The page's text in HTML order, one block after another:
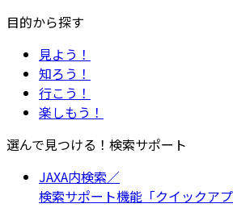
目的から探す
見よう！
知ろう！
行こう！
楽しもう！
選んで見つける！検索サポート
JAXA内検索／
検索サポート機能「クイックアプ